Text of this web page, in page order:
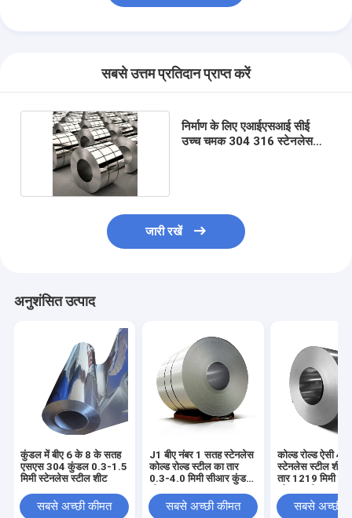
सबसे उत्तम प्रतिदान प्राप्त करें
निर्माण के लिए एआईएसआई सीई
उच्च चमक 304 316 स्टेनलेस
जारी रखें
अनुशंसित उत्पाद
कुंडल में बीए 6 के 8 के सतह
एसएस 304 कुंडल 0.3-1.5
मिमी स्टेनलेस स्टील शीट
सबसे अच्छी कीमत
J1 बीए नंबर 1 सतह स्टेनलेस
कोल्ड रोल्ड स्टील का तार
0.3-4.0 मिमी सीआर कुंडल
सबसे अच्छी कीमत
कोल्ड रोल्ड ऐसी
स्टेनलेस स्टील शीट
तार 1219 मिमी
सबसे अच्छी